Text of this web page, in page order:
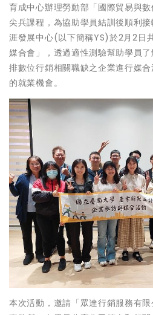
育成中心辦理勞動部「國際貿易與
尖兵課程，為協助學員結訓後順利
涯發展中心(以下簡稱YS)於2月2日
媒合會」，透過適性測驗幫助學員
排數位行銷相關職缺之企業進行媒
的就業機會。
本次活動，邀請「眾達行銷服務有